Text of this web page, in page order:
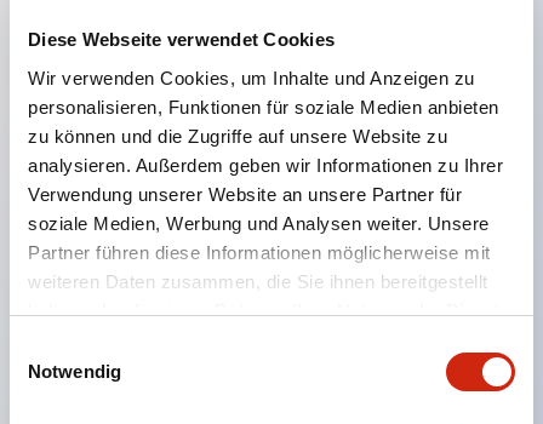
Diese Webseite verwendet Cookies
Wir verwenden Cookies, um Inhalte und Anzeigen zu
personalisieren, Funktionen für soziale Medien anbieten
zu können und die Zugriffe auf unsere Website zu
analysieren. Außerdem geben wir Informationen zu Ihrer
Verwendung unserer Website an unsere Partner für
soziale Medien, Werbung und Analysen weiter. Unsere
Partner führen diese Informationen möglicherweise mit
weiteren Daten zusammen, die Sie ihnen bereitgestellt
haben oder die sie im Rahmen Ihrer Nutzung der Dienste
Notwendig
Die Niederspannungsversion (6–24V Typ) der
schrittweise auf Produkte aus dem neuen
Katalogmodell umgestellt.
LED-Lampen für Hochspannungstypen sind jetzt
einsetzbar, und die Nennbetriebsspannung des
Direkttyps wurde auf maximal 240 V erweitert.
Kein Abdeckkappen für Klemmen erforderlich.
(Ausgenommen Direkttyp der Pilotleuchte)
Der Verdrahtungsaufwand für Rundkabelschuhe